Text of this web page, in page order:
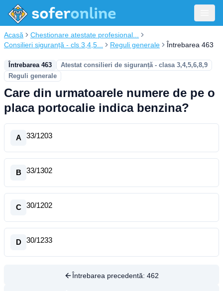
Acasă
Chestionare atestate profesional...
Consilieri siguranță - cls 3,4,5...
Reguli generale Întrebarea 463
Întrebarea 463
Atestat consilieri de siguranță - clasa 3,4,5,6,8,9
Reguli generale
Care din urmatoarele numere de pe o
placa portocalie indica benzina?
A 33/1203
B 33/1302
C 30/1202
D 30/1233
Întrebarea precedentă: 462